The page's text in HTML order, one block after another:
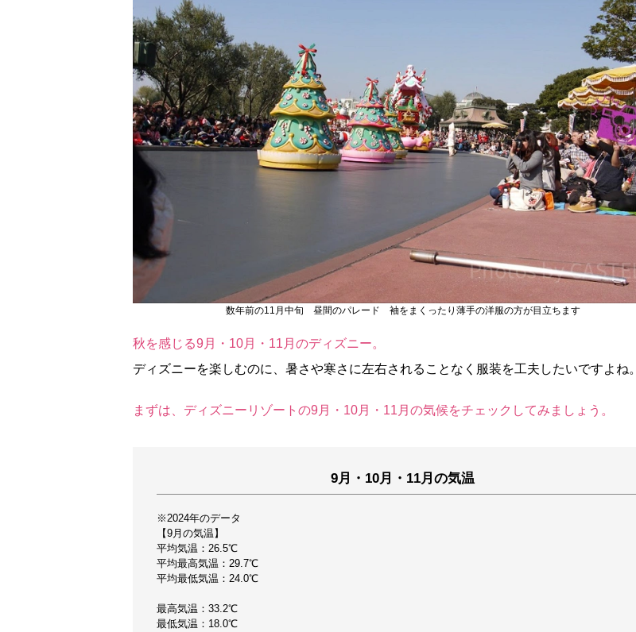
数年前の11月中旬 昼間のパレード 袖をまくったり薄手の洋服の方が目立ちます
秋を感じる9月・10月・11月のディズニー。
ディズニーを楽しむのに、暑さや寒さに左右されることなく服装を工夫したいですよね。
まずは、ディズニーリゾートの9月・10月・11月の気候をチェックしてみましょう。
9月・10月・11月の気温
※2024年のデータ
【9月の気温】
平均気温：26.5℃
平均最高気温：29.7℃
平均最低気温：24.0℃
最高気温：33.2℃
最低気温：18.0℃